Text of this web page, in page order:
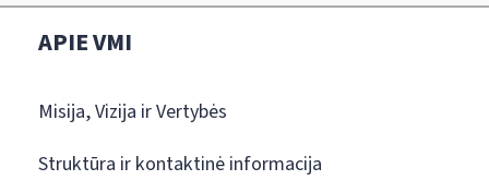
APIE VMI
Misija, Vizija ir Vertybės
Struktūra ir kontaktinė informacija